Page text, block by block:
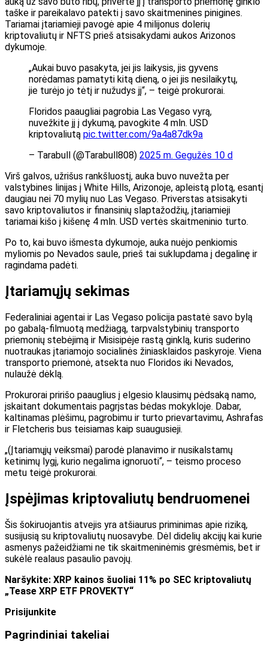
taške ir pareikalavo patekti į savo skaitmenines pinigines.
Tariamai įtariamieji pavogė apie 4 milijonus dolerių
kriptovaliutų ir NFTS prieš atsisakydami aukos Arizonos
dykumoje.
„Aukai buvo pasakyta, jei jis laikysis, jis gyvens
norėdamas pamatyti kitą dieną, o jei jis nesilaikytų,
jie turėjo jo tėtį ir nužudys jį“, – teigė prokurorai.
Floridos paaugliai pagrobia Las Vegaso vyrą,
nuvežkite jį į dykumą, pavogkite 4 mln. USD
kriptovaliutą pic.twitter.com/9a4a87dk9a
– Tarabull (@Tarabull808) 2025 m. Gegužės 10 d
Virš galvos, užrišus rankšluostį, auka buvo nuvežta per
valstybines linijas į White Hills, Arizonoje, apleistą plotą, esantį
daugiau nei 70 mylių nuo Las Vegaso. Priverstas atsisakyti
savo kriptovaliutos ir finansinių slaptažodžių, įtariamieji
tariamai kišo į kišenę 4 mln. USD vertės skaitmeninio turto.
Po to, kai buvo išmesta dykumoje, auka nuėjo penkiomis
myliomis po Nevados saule, prieš tai suklupdama į degalinę ir
ragindama padėti.
Įtariamųjų sekimas
Federaliniai agentai ir Las Vegaso policija pastatė savo bylą
po gabalą-filmuotą medžiagą, tarpvalstybinių transporto
priemonių stebėjimą ir Misisipėje rastą ginklą, kuris suderino
nuotraukas įtariamojo socialinės žiniasklaidos paskyroje. Viena
transporto priemonė, atsekta nuo Floridos iki Nevados,
nulaužė dėklą.
Prokurorai pririšo paauglius į elgesio klausimų pėdsaką namo,
įskaitant dokumentais pagrįstas bėdas mokykloje. Dabar,
kaltinamas plėšimu, pagrobimu ir turto prievartavimu, Ashrafas
ir Fletcheris bus teisiamas kaip suaugusieji.
„(Įtariamųjų veiksmai) parodė planavimo ir nusikalstamų
ketinimų lygį, kurio negalima ignoruoti“, – teismo proceso
metu teigė prokurorai.
Įspėjimas kriptovaliutų bendruomenei
Šis šokiruojantis atvejis yra atšiaurus priminimas apie riziką,
susijusią su kriptovaliutų nuosavybe. Dėl didelių akcijų kai kurie
asmenys pažeidžiami ne tik skaitmeninėmis grėsmėmis, bet ir
sukėlė realaus pasaulio pavojų.
Naršykite: XRP kainos šuoliai 11% po SEC kriptovaliutų
„Tease XRP ETF PROVEKTY“
Prisijunkite
Pagrindiniai takeliai